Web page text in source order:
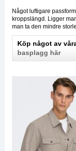
Något luftigare
kroppslängd. Ligger
man ta den mindre
Köp något av
basplagg här